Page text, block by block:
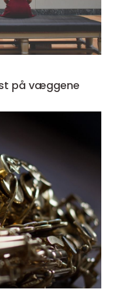
på væggene